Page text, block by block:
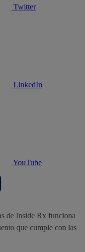
Twitter
LinkedIn
YouTube
de Inside Rx funciona
que cumple con las